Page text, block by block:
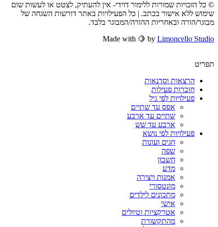
© כל הזכויות שמורות ללימור דוידי- אין להעתיק, לצטט או לעשות שום
שימוש ללא אישור בכתב. | כל הפעילויות באתר דורשות השגחה של
מבוגר/הורה ובאחריות ההורה/המבוגר בלבד.
Made with 🍋 by Limoncello Studio
תפריט
הרצאות וסדנאות
חוברות פעילות
פעילויות לפי גיל
אפס עד שתיים
שתיים עד ארבע
ארבע עד שש
פעילויות לפי נושא
חגים ועונות
שפה
חשבון
מדע
אמנות ויצירה
מונטסורי
מתכונים לילדים
אישי
אטרקציות וטיולים
מהתקשורת